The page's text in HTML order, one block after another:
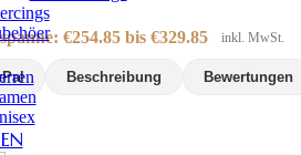
€254.85 bis €329.85 inkl. MwSt.
Beschreibung Bewertungen